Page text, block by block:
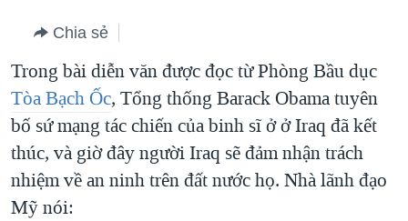
hướng
chính
Đi
tới
"Tìm"
DIỄN ĐÀN
MỤC
TỰ DO BÁO CHÍ
VẠCH TRẦN TIN GIẢ
NGƯỜI VIỆT HẢI NGOẠI
ĐỜI SỐNG
CHUYÊN ĐỀ
CHIẾN TRANH THƯƠNG MẠI CỦA MỸ: QUÁ KHỨ VÀ HIỆN
TẠI
HÀNH TRÌNH BẦU CỬ 2024
HỌC TIẾNG ANH
VIDEO
NGHE
Chia sẻ
Trong bài diễn văn được đọc từ Phòng Bầu dục
Tòa Bạch Ốc, Tổng thống Barack Obama tuyên
bố sứ mạng tác chiến của binh sĩ ở ở Iraq đã kết
thúc, và giờ đây người Iraq sẽ đảm nhận trách
nhiệm về an ninh trên đất nước họ. Nhà lãnh đạo
Mỹ nói: